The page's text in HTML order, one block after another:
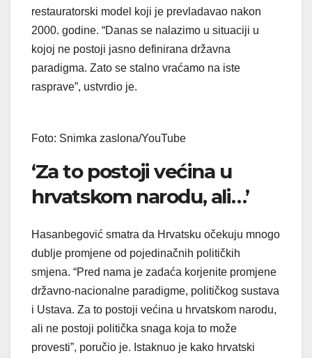
restauratorski model koji je prevladavao nakon
2000. godine. “Danas se nalazimo u situaciji u
kojoj ne postoji jasno definirana državna
paradigma. Zato se stalno vraćamo na iste
rasprave”, ustvrdio je.
Foto: Snimka zaslona/YouTube
‘Za to postoji većina u
hrvatskom narodu, ali…’
Hasanbegović smatra da Hrvatsku očekuju mnogo
dublje promjene od pojedinačnih političkih
smjena. “Pred nama je zadaća korjenite promjene
državno-nacionalne paradigme, političkog sustava
i Ustava. Za to postoji većina u hrvatskom narodu,
ali ne postoji politička snaga koja to može
provesti”, poručio je. Istaknuo je kako hrvatski